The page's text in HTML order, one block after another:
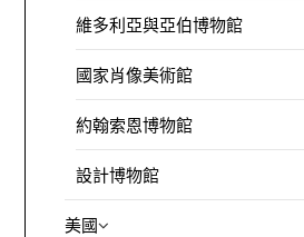
維多利亞與亞伯博物館
國家肖像美術館
約翰索恩博物館
設計博物館
美國